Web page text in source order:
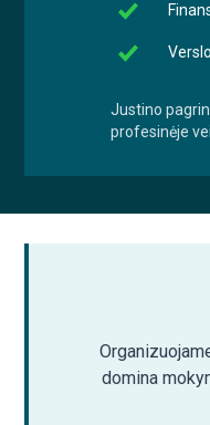
Justino
profesinėje
domina